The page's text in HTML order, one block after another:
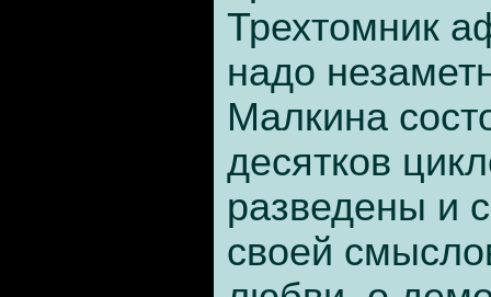
Трехтомник
надо
Малкина
десятков
разведены и
своей